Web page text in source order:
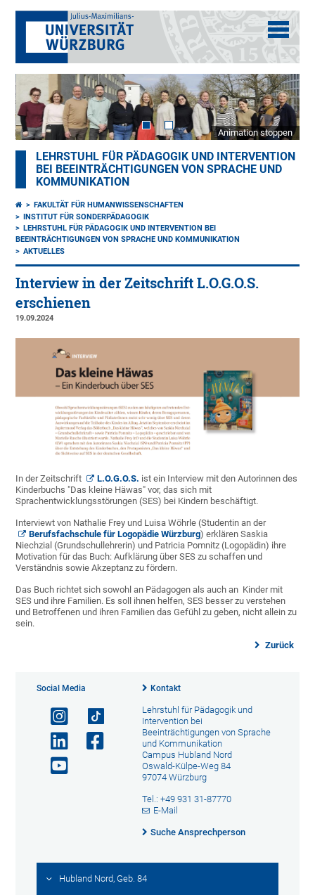
Animation stoppen
LEHRSTUHL FÜR PÄDAGOGIK UND INTERVENTION
BEI BEEINTRÄCHTIGUNGEN VON SPRACHE UND
KOMMUNIKATION
FAKULTÄT FÜR HUMANWISSENSCHAFTEN
INSTITUT FÜR SONDERPÄDAGOGIK
LEHRSTUHL FÜR PÄDAGOGIK UND INTERVENTION BEI
BEEINTRÄCHTIGUNGEN VON SPRACHE UND KOMMUNIKATION
AKTUELLES
Interview in der Zeitschrift L.O.G.O.S.
erschienen
19.09.2024
In der Zeitschrift L.O.G.O.S. ist ein Interview mit den Autorinnen des
Kinderbuchs "Das kleine Häwas" vor, das sich mit
Sprachentwicklungsstörungen (SES) bei Kindern beschäftigt.
Interviewt von Nathalie Frey und Luisa Wöhrle (Studentin an der
Berufsfachschule für Logopädie Würzburg) erklären Saskia
Niechzial (Grundschullehrerin) und Patricia Pomnitz (Logopädin) ihre
Motivation für das Buch: Aufklärung über SES zu schaffen und
Verständnis sowie Akzeptanz zu fördern.
Das Buch richtet sich sowohl an Pädagogen als auch an Kinder mit
SES und ihre Familien. Es soll ihnen helfen, SES besser zu verstehen
und Betroffenen und ihren Familien das Gefühl zu geben, nicht allein zu
sein.
Zurück
Social Media Kontakt
Lehrstuhl für Pädagogik und
Intervention bei
Beeinträchtigungen von Sprache
und Kommunikation
Campus Hubland Nord
Oswald-Külpe-Weg 84
97074 Würzburg
Tel.: +49 931 31-87770
E-Mail
Suche Ansprechperson
Hubland Nord, Geb. 84